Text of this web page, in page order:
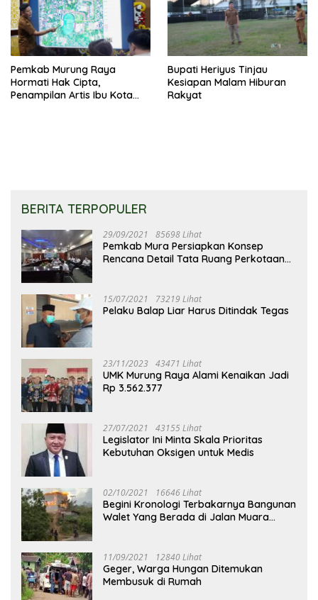
Pemkab Murung Raya
Hormati Hak Cipta,
Penampilan Artis Ibu Kota
Bupati Heriyus Tinjau
Kesiapan Malam Hiburan
Rakyat
BERITA TERPOPULER
29/09/2021 85698 Lihat
Pemkab Mura Persiapkan Konsep
Rencana Detail Tata Ruang Perkotaan
15/07/2021 73219 Lihat
Pelaku Balap Liar Harus Ditindak Tegas
23/11/2023 43471 Lihat
UMK Murung Raya Alami Kenaikan Jadi
Rp 3.562.377
27/07/2021 43155 Lihat
Legislator Ini Minta Skala Prioritas
Kebutuhan Oksigen untuk Medis
02/10/2021 16646 Lihat
Begini Kronologi Terbakarnya Bangunan
Walet Yang Berada di Jalan Muara
11/09/2021 12840 Lihat
Geger, Warga Hungan Ditemukan
Membusuk di Rumah